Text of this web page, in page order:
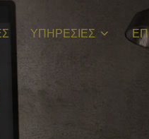
ΥΠΗΡΕΣΙΕΣ